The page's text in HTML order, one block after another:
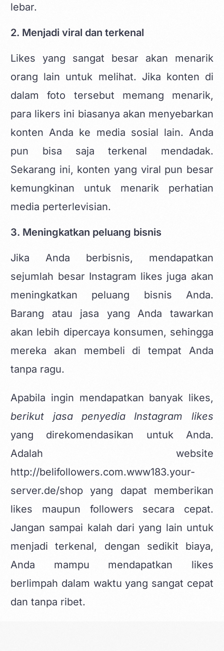
lebar.
2. Menjadi viral dan terkenal
Likes yang sangat besar akan menarik
orang lain untuk melihat. Jika konten di
dalam foto tersebut memang menarik,
para likers ini biasanya akan menyebarkan
konten Anda ke media sosial lain. Anda
pun bisa saja terkenal mendadak.
Sekarang ini, konten yang viral pun besar
kemungkinan untuk menarik perhatian
media perterlevisian.
3. Meningkatkan peluang bisnis
Jika Anda berbisnis, mendapatkan
sejumlah besar Instagram likes juga akan
meningkatkan peluang bisnis Anda.
Barang atau jasa yang Anda tawarkan
akan lebih dipercaya konsumen, sehingga
mereka akan membeli di tempat Anda
tanpa ragu.
Apabila ingin mendapatkan banyak likes,
berikut jasa penyedia Instagram likes
yang direkomendasikan untuk Anda.
Adalah website
http://belifollowers.com.www183.your-
server.de/shop yang dapat memberikan
likes maupun followers secara cepat.
Jangan sampai kalah dari yang lain untuk
menjadi terkenal, dengan sedikit biaya,
Anda mampu mendapatkan likes
berlimpah dalam waktu yang sangat cepat
dan tanpa ribet.